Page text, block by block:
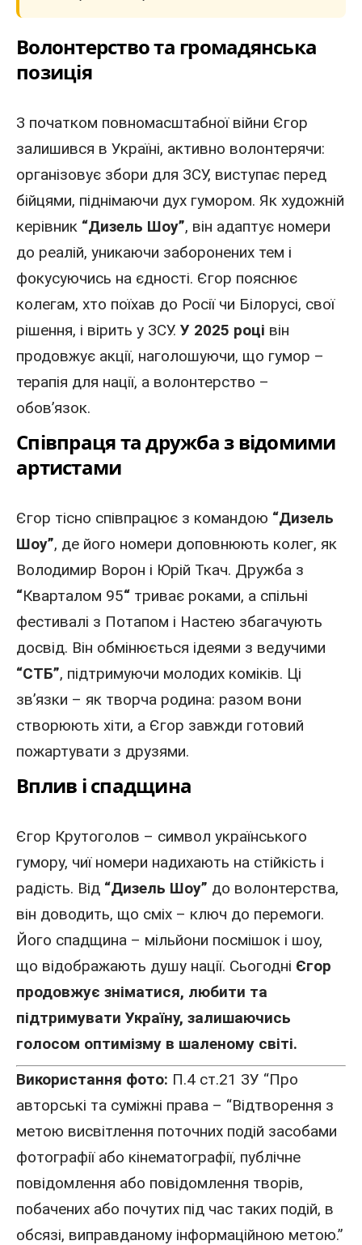
Волонтерство та громадянська
позиція
З початком повномасштабної війни Єгор
залишився в Україні, активно волонтерячи:
організовує збори для ЗСУ, виступає перед
бійцями, піднімаючи дух гумором. Як художній
керівник “Дизель Шоу”, він адаптує номери
до реалій, уникаючи заборонених тем і
фокусуючись на єдності. Єгор пояснює
колегам, хто поїхав до Росії чи Білорусі, свої
рішення, і вірить у ЗСУ. У 2025 році він
продовжує акції, наголошуючи, що гумор –
терапія для нації, а волонтерство –
обов’язок.
Співпраця та дружба з відомими
артистами
Єгор тісно співпрацює з командою “Дизель
Шоу”, де його номери доповнюють колег, як
Володимир Ворон і Юрій Ткач. Дружба з
“Кварталом 95“ триває роками, а спільні
фестивалі з Потапом і Настею збагачують
досвід. Він обмінюється ідеями з ведучими
“СТБ”, підтримуючи молодих коміків. Ці
зв’язки – як творча родина: разом вони
створюють хіти, а Єгор завжди готовий
пожартувати з друзями.
Вплив і спадщина
Єгор Крутоголов – символ українського
гумору, чиї номери надихають на стійкість і
радість. Від “Дизель Шоу” до волонтерства,
він доводить, що сміх – ключ до перемоги.
Його спадщина – мільйони посмішок і шоу,
що відображають душу нації. Сьогодні Єгор
продовжує зніматися, любити та
підтримувати Україну, залишаючись
голосом оптимізму в шаленому світі.
Використання фото: П.4 ст.21 ЗУ “Про
авторські та суміжні права – “Відтворення з
метою висвітлення поточних подій засобами
фотографії або кінематографії, публічне
повідомлення або повідомлення творів,
побачених або почутих під час таких подій, в
обсязі, виправданому інформаційною метою.”